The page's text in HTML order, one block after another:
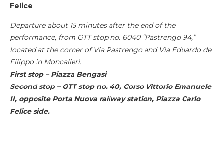
Felice
Departure about 15 minutes after the end of the
performance, from GTT stop no. 6040 “Pastrengo 94,”
located at the corner of Via Pastrengo and Via Eduardo de
Filippo in Moncalieri.
First stop – Piazza Bengasi
Second stop – GTT stop no. 40, Corso Vittorio Emanuele
II, opposite Porta Nuova railway station, Piazza Carlo
Felice side.